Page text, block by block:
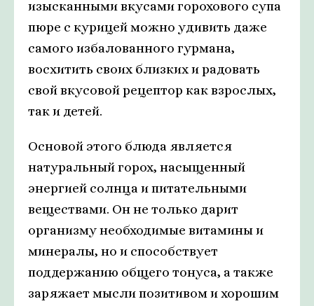
изысканными вкусами горохового супа
пюре с курицей можно удивить даже
самого избалованного гурмана,
восхитить своих близких и радовать
свой вкусовой рецептор как взрослых,
так и детей.
Основой этого блюда является
натуральный горох, насыщенный
энергией солнца и питательными
веществами. Он не только дарит
организму необходимые витамины и
минералы, но и способствует
поддержанию общего тонуса, а также
заряжает мысли позитивом и хорошим